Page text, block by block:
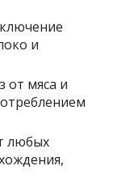
и
от мяса и
любых